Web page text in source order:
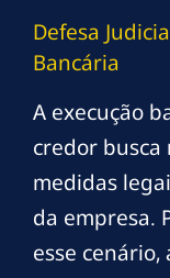
Defesa
Bancária
A execução
credor busca
medidas
da empresa.
esse